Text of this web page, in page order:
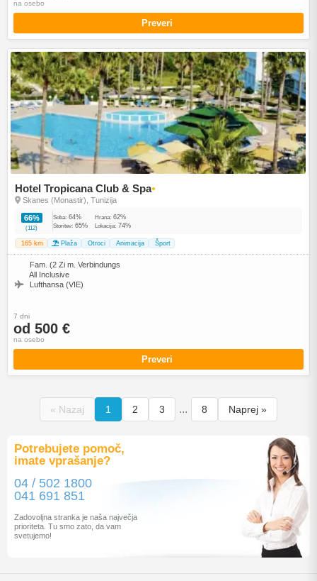
Potrebujete pomoč,
imate vprašanje?
04 / 502 1800
041 691 851
Zadovoljna stranka je naša največja
prioriteta. Tu smo zato, da vam
svetujemo!
na osebo
Preveri
Hotel Tropicana Club & Spa●
Skanes (Monastir), Tunizija
66%
(112)
Soba: 64% Hrana: 62%
Storitev: 65% Lokacija: 74%
165 km Plaža Otroci Animacija Šport
Fam. (2 Zi m. Verbindungs
All Inclusive
Lufthansa (VIE)
7 dni
od 500 €
na osebo
Preveri
« Nazaj 1 2 3 ... 8 Naprej »